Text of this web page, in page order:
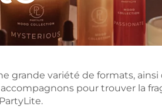
grande variété de formats,
pour trouver la